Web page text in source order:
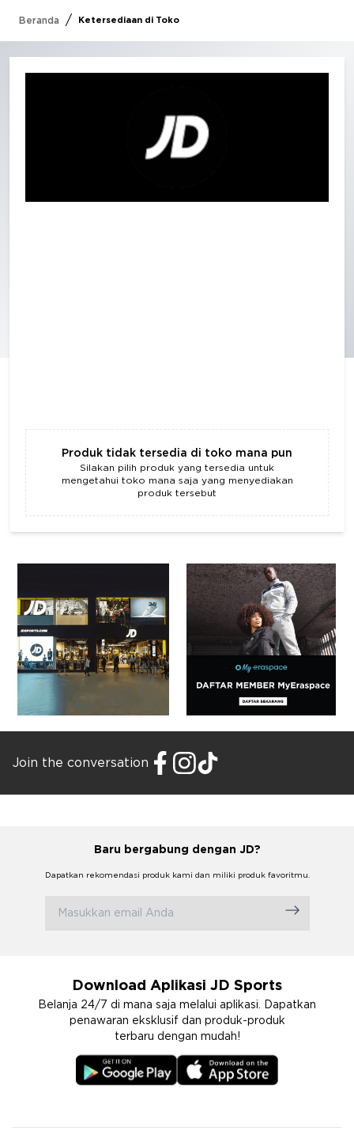
Beranda / Ketersediaan di Toko
Produk tidak tersedia di toko mana pun
Silakan pilih produk yang tersedia untuk
mengetahui toko mana saja yang menyediakan
produk tersebut
Join the conversation
Baru bergabung dengan JD?
Dapatkan rekomendasi produk kami dan miliki produk favoritmu.
Download Aplikasi JD Sports
Belanja 24/7 di mana saja melalui aplikasi. Dapatkan
penawaran eksklusif dan produk-produk
terbaru dengan mudah!